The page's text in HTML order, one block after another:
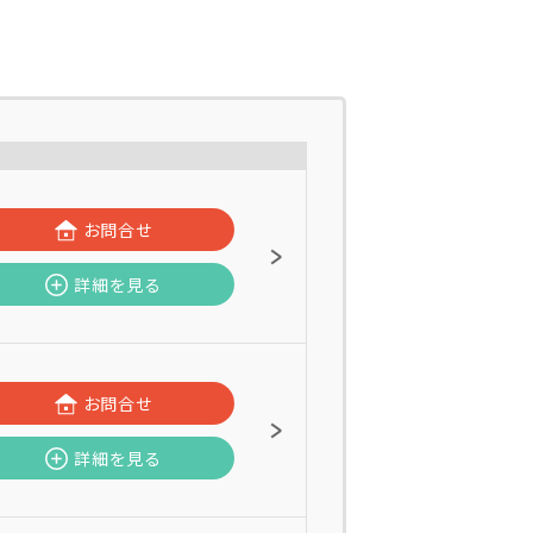
お問合せ
詳細を見る
お問合せ
詳細を見る